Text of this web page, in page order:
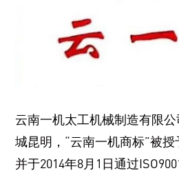
云南一机太工机械制造有限
城昆明，“云南一机商标”被授
并于2014年8月1日通过